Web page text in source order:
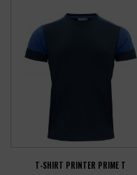
T-SHIRT PRINTER PRIME T